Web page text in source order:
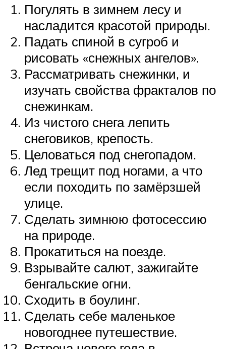
Погулять в зимнем лесу и
насладится красотой природы.
Падать спиной в сугроб и
рисовать «снежных ангелов».
Рассматривать снежинки, и
изучать свойства фракталов по
снежинкам.
Из чистого снега лепить
снеговиков, крепость.
Целоваться под снегопадом.
Лед трещит под ногами, а что
если походить по замёрзшей
улице.
Сделать зимнюю фотосессию
на природе.
Прокатиться на поезде.
Взрывайте салют, зажигайте
бенгальские огни.
Сходить в боулинг.
Сделать себе маленькое
новогоднее путешествие.